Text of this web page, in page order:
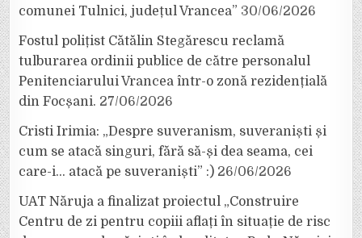
comunei Tulnici, județul Vrancea” 30/06/2026
Fostul polițist Cătălin Stegărescu reclamă
tulburarea ordinii publice de către personalul
Penitenciarului Vrancea într-o zonă rezidențială
din Focșani. 27/06/2026
Cristi Irimia: „Despre suveranism, suveraniști și
cum se atacă singuri, fără să-și dea seama, cei
care-i… atacă pe suveraniști” :) 26/06/2026
UAT Năruja a finalizat proiectul „Construire
Centru de zi pentru copiii aflați în situație de risc